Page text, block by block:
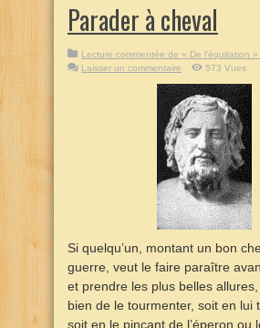
Parader à cheval
Lecture commentée de « De l’équitation
Laisser un commentaire
573 Vues
Si quelqu’un, montant un bon
guerre, veut le faire paraître
et prendre les plus belles allures,
bien de le tourmenter, soit en lui
soit en le pinçant de l’éperon ou